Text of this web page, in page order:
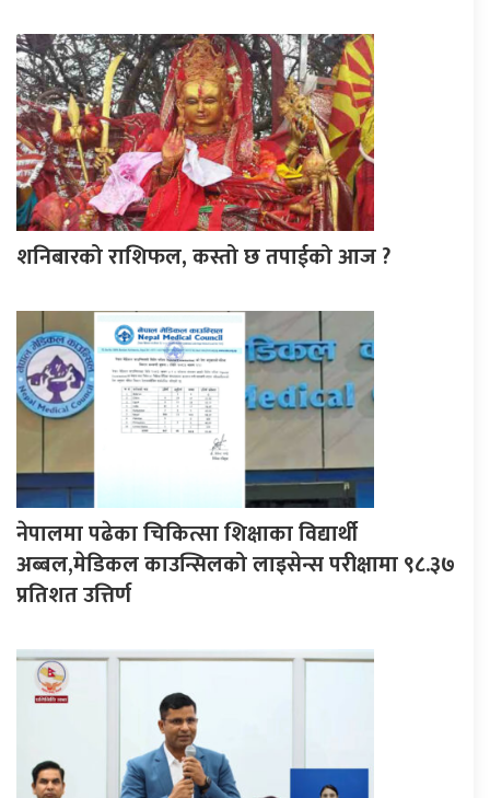
शनिबारको राशिफल, कस्तो छ तपाईको आज ?
नेपालमा पढेका चिकित्सा शिक्षाका विद्यार्थी
अब्बल,मेडिकल काउन्सिलको लाइसेन्स परीक्षामा ९८.३७
प्रतिशत उत्तिर्ण